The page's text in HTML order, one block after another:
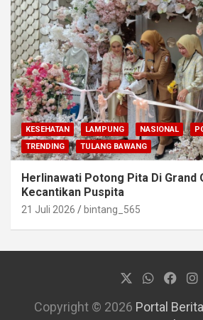
KESEHATAN LAMPUNG NASIONAL
TRENDING
TULANG BAWANG
Herlinawati Potong Pita Di Grand
Kecantikan Puspita
21 Juli 2026 bintang_565
Copyright © 2026 Portal